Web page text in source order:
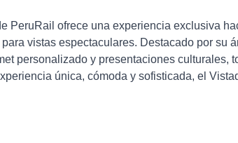
PeruRail ofrece una experiencia exclusiva
vistas espectaculares. Destacado por su
personalizado y presentaciones culturales,
única, cómoda y sofisticada, el